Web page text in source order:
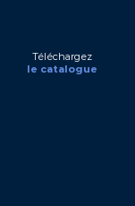
Téléchargez
le catalogue